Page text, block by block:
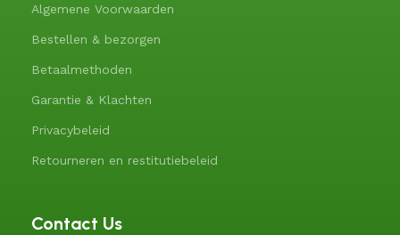
Algemene Voorwaarden
Bestellen & bezorgen
Betaalmethoden
Garantie & Klachten
Privacybeleid
Retourneren en restitutiebeleid
Contact Us